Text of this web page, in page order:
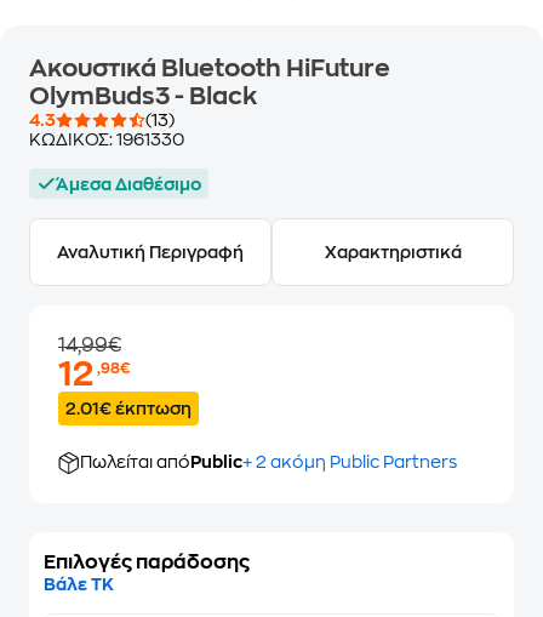
Ακουστικά Bluetooth HiFuture
OlymBuds3 - Black
4.3
(13)
ΚΩΔΙΚΟΣ: 1961330
Άμεσα Διαθέσιμο
Αναλυτική Περιγραφή Χαρακτηριστικά
14,99€
12,98€
2.01€ έκπτωση
Πωλείται από Public+ 2 ακόμη Public Partners
Επιλογές παράδοσης
Βάλε ΤΚ